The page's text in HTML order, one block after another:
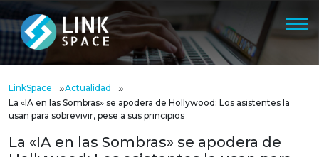
LinkSpace »Actualidad »
La «IA en las Sombras» se apodera de Hollywood: Los asistentes la
usan para sobrevivir, pese a sus principios
La «IA en las Sombras» se apodera de